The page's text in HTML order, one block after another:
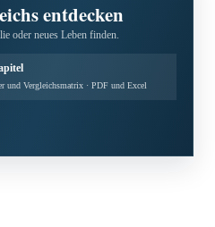
entdecken
oder neues Leben finden.
und Vergleichsmatrix · PDF und Excel